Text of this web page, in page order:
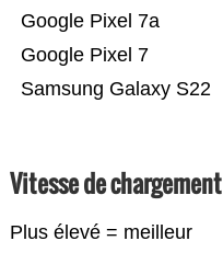
Samsung Galaxy S22
Google Pixel 7
Google Pixel 7a
Vitesse de chargement
Plus élevé = meilleur